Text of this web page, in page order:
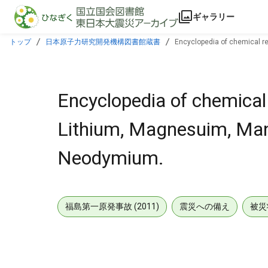
本文に飛ぶ
ギャラリー
トップ 日本原子力研究開発機構図書館蔵書 Encyclopedia of chemical
Encyclopedia of
Lithium, Magnesuim,
Neodymium.
福島第一原発事故 (2011) 震災への備え 被災